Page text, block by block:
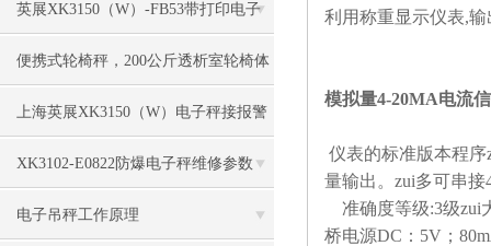
英展XK3150（W）-FB53带打印电子
地磅
便携式轮椅秤，200公斤透析室轮椅体
重称
上海英展XK3150（W）电子秤接报警
灯资料
XK3102-E0822防爆电子秤维修参数
电子吊秤工作原理
利用称重显示仪表,输
模拟量4-20MA电流
仪表的标准版本程
量输出。zui多可串接
准确度等级:3级zui
桥电源DC ： 5V ；